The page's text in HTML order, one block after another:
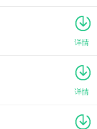
详情
详情